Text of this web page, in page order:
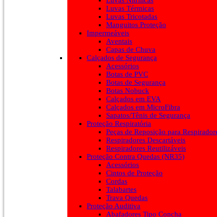
Luvas Térmicas
Luvas Tricotadas
Manguitos Proteção
Impermeáveis
Aventais
Capas de Chuva
Calçados de Segurança
Acessórios
Botas de PVC
Botas de Segurança
Botas Nobuck
Calçados em EVA
Calçados em MicroFibra
Sapatos/Tênis de Segurança
Proteção Respiratória
Peças de Reposição para
Respiradores Descartáveis
Respiradores Reutilizáveis
Proteção Contra Quedas (NR35)
Acessórios
Cintos de Proteção
Cordas
Talabartes
Trava Quedas
Proteção Auditiva
Abafadores Tipo Concha